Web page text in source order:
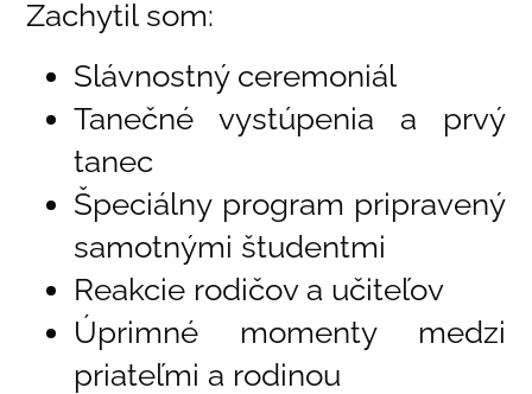
Zachytil som:
Slávnostný ceremoniál
Tanečné vystúpenia a prvý
tanec
Špeciálny program pripravený
samotnými študentmi
Reakcie rodičov a učiteľov
Úprimné momenty medzi
priateľmi a rodinou